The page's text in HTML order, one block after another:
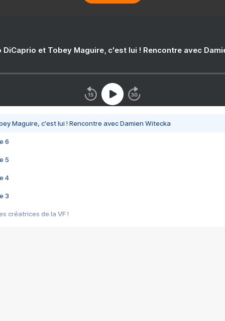
DiCaprio et Tobey Maguire, c'est lui ! Rencontre avec
Maguire, c'est lui ! Rencontre avec Damien Witecka
6
5
4
3
créatrices de la VF !